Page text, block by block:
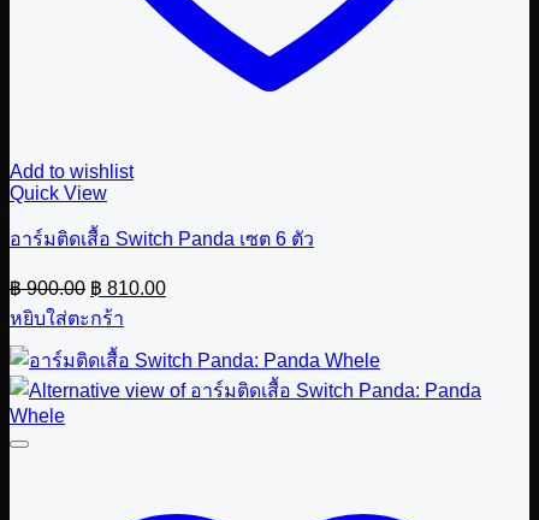
Add to wishlist
Quick View
อาร์มติดเสื้อ Switch Panda เซต 6 ตัว
฿900.00 Original
price
was:
฿ 900.00.
฿ 810.00Current
price
฿ 810.00.
หยิบใส่ตะกร้า